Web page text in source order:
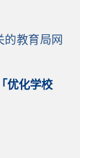
的教育局网
优化学校